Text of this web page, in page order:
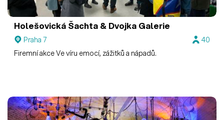
Holešovická Šachta & Dvojka Galerie
Praha 7
40
Firemní akce Ve víru emocí, zážitků a nápadů.